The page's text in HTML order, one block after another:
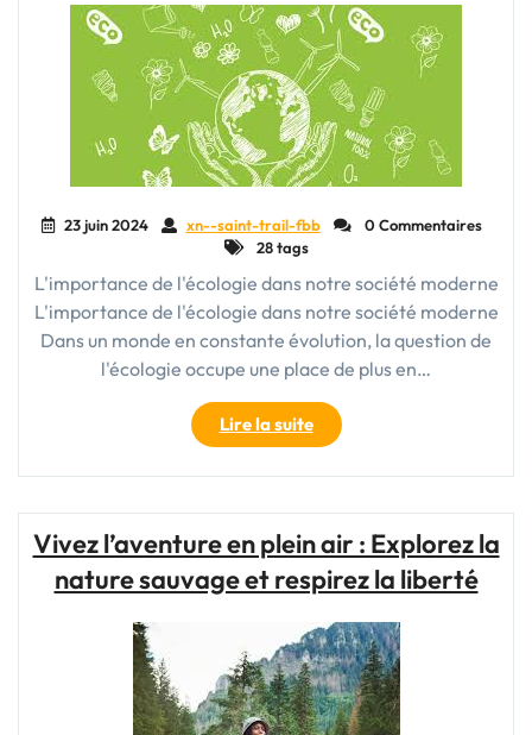
en
Déplacement"
23 juin 2024 xn--saint-trail-fbb
0 Commentaires
28 tags
L'importance de l'écologie dans notre société moderne
L'importance de l'écologie dans notre société moderne
Dans un monde en constante évolution, la question de
l'écologie occupe une place de plus en…
Lire la suite"Vers
une
société
:
défis
opportunités"
Vivez l’aventure en plein air : Explorez la
nature sauvage et respirez la liberté